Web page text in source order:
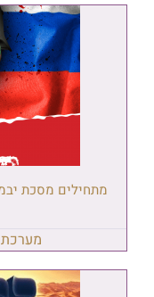
מתחילים מסכת